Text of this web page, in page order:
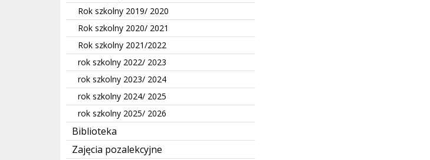
Rok szkolny 2019/ 2020
Rok szkolny 2020/ 2021
Rok szkolny 2021/2022
rok szkolny 2022/ 2023
rok szkolny 2023/ 2024
rok szkolny 2024/ 2025
rok szkolny 2025/ 2026
Biblioteka
Zajęcia pozalekcyjne